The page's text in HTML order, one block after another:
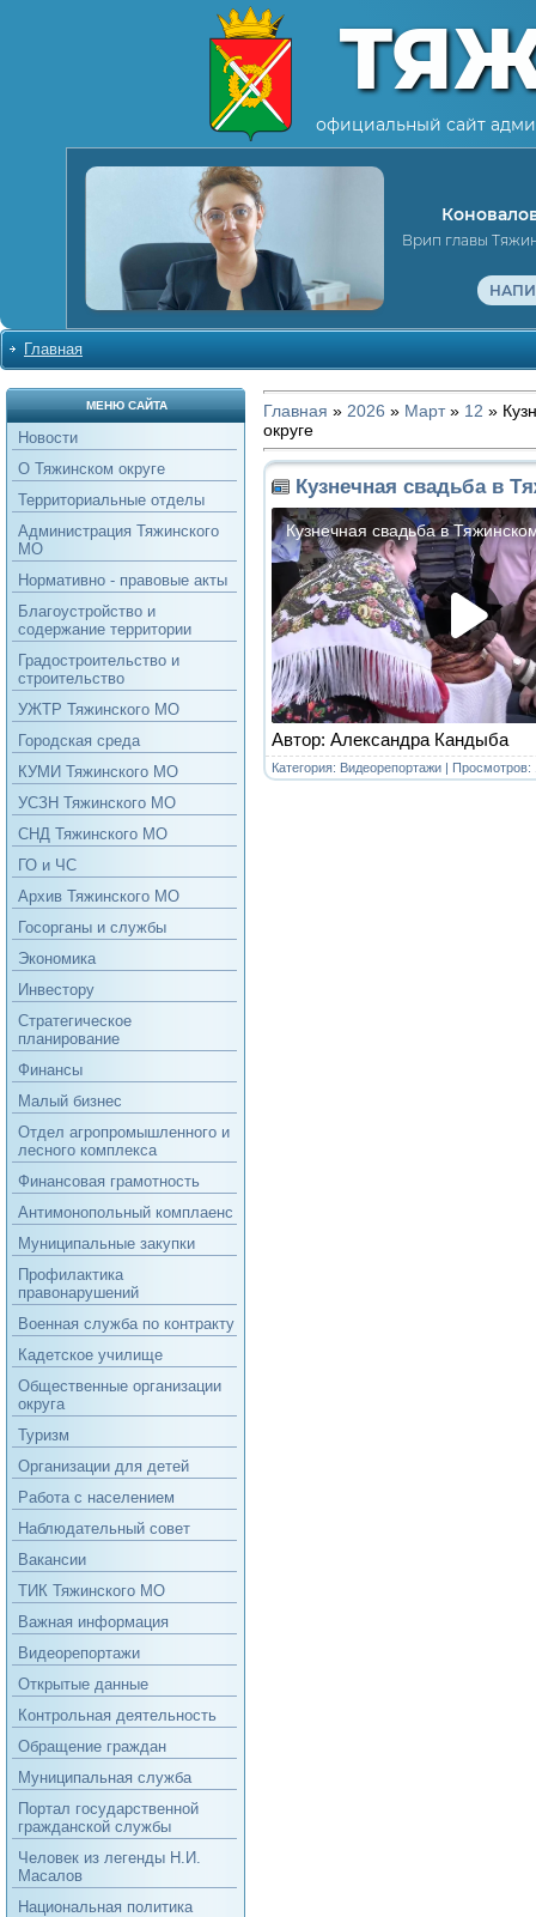
официальный сайт
Врип главы
Главная
МЕНЮ САЙТА
Новости
О Тяжинском округе
Территориальные отделы
Администрация Тяжинского
МО
Нормативно - правовые акты
Благоустройство и
содержание территории
Градостроительство и
строительство
УЖТР Тяжинского МО
Городская среда
КУМИ Тяжинского МО
УСЗН Тяжинского МО
СНД Тяжинского МО
ГО и ЧС
Архив Тяжинского МО
Госорганы и службы
Экономика
Инвестору
Стратегическое
планирование
Финансы
Малый бизнес
Отдел агропромышленного и
лесного комплекса
Финансовая грамотность
Антимонопольный комплаенс
Муниципальные закупки
Профилактика
правонарушений
Военная служба по контракту
Кадетское училище
Общественные организации
округа
Туризм
Организации для детей
Работа с населением
Наблюдательный совет
Вакансии
ТИК Тяжинского МО
Важная информация
Видеорепортажи
Открытые данные
Контрольная деятельность
Обращение граждан
Муниципальная служба
Портал государственной
гражданской службы
Человек из легенды Н.И.
Масалов
Национальная политика
Главная » 2026 » Март » 12 »
округе
Кузнечная свадьба в
Автор: Александра Кандыба
Категория: Видеорепортажи | Просмотров: